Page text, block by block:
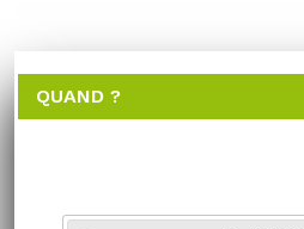
QUAND ?